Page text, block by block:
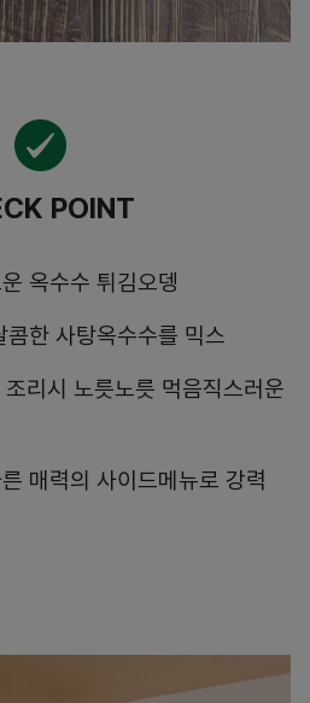
POINT
옥수수 튀김오뎅
한 사탕옥수수를 믹스
리시 노릇노릇 먹음직스러운
매력의 사이드메뉴로 강력